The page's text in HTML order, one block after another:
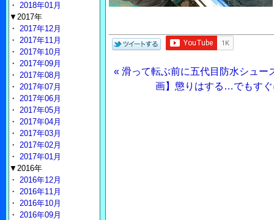
« 滑って転ぶ前に五代目防水シュー
画】懲りはする…でもす
・ 2018年01月
▼2017年
・ 2017年12月
・ 2017年11月
・ 2017年10月
・ 2017年09月
・ 2017年08月
・ 2017年07月
・ 2017年06月
・ 2017年05月
・ 2017年04月
・ 2017年03月
・ 2017年02月
・ 2017年01月
▼2016年
・ 2016年12月
・ 2016年11月
・ 2016年10月
・ 2016年09月